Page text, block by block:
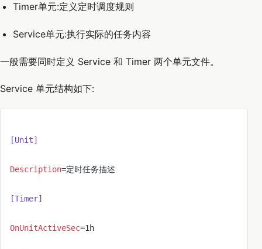
Timer单元:定义定时调度规则
Service单元:执行实际的任务内容
一般需要同时定义 Service 和 Timer 两个单元文件。
Service 单元结构如下:
[Unit]
Description=定时任务描述
[Timer]
OnUnitActiveSec=1h